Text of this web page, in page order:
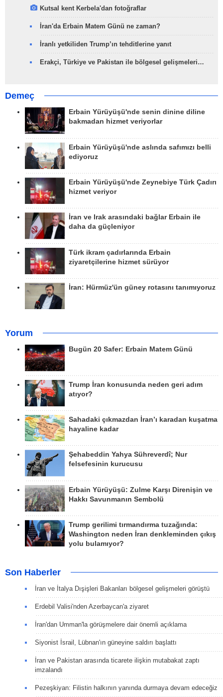
Kutsal kent Kerbela'dan fotoğraflar
İran'da Erbain Matem Günü ne zaman?
İranlı yetkiliden Trump’ın tehditlerine yanıt
Erakçi, Türkiye ve Pakistan ile bölgesel gelişmeleri…
Demeç
Erbain Yürüyüşü'nde senin dinine diline
bakmadan hizmet veriyorlar
Erbain Yürüyüşü'nde aslında safımızı belli
ediyoruz
Erbain Yürüyüşü'nde Zeynebiye Türk Çadırı
hizmet veriyor
İran ve Irak arasındaki bağlar Erbain ile
daha da güçleniyor
Türk ikram çadırlarında Erbain
ziyaretçilerine hizmet sürüyor
İran: Hürmüz'ün güney rotasını tanımıyoruz
Yorum
Bugün 20 Safer: Erbain Matem Günü
Trump İran konusunda neden geri adım
atıyor?
Sahadaki çıkmazdan İran’ı karadan kuşatma
hayaline kadar
Şehabeddin Yahya Sühreverdî; Nur
felsefesinin kurucusu
Erbain Yürüyüşü: Zulme Karşı Direnişin ve
Hakkı Savunmanın Sembolü
Trump gerilimi tırmandırma tuzağında:
Washington neden İran denkleminden çıkış
yolu bulamıyor?
Son Haberler
İran ve İtalya Dışişleri Bakanları bölgesel gelişmeleri görüştü
Erdebil Valisi'nden Azerbaycan'a ziyaret
İran'dan Umman'la görüşmelere dair önemli açıklama
Siyonist İsrail, Lübnan'ın güneyine saldırı başlattı
İran ve Pakistan arasında ticarete ilişkin mutabakat zaptı
imzalandı
Pezeşkiyan: Filistin halkının yanında durmaya devam edeceğiz